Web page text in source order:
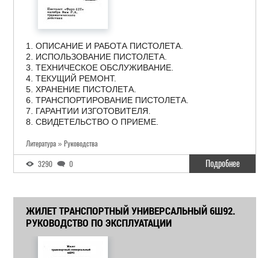
1. ОПИСАНИЕ И РАБОТА ПИСТОЛЕТА.
2. ИСПОЛЬЗОВАНИЕ ПИСТОЛЕТА.
3. ТЕХНИЧЕСКОЕ ОБСЛУЖИВАНИЕ.
4. ТЕКУЩИЙ РЕМОНТ.
5. ХРАНЕНИЕ ПИСТОЛЕТА.
6. ТРАНСПОРТИРОВАНИЕ ПИСТОЛЕТА.
7. ГАРАНТИИ ИЗГОТОВИТЕЛЯ.
8. СВИДЕТЕЛЬСТВО О ПРИЕМЕ.
Литература » Руководства
3290 0 Подробнее
ЖИЛЕТ ТРАНСПОРТНЫЙ УНИВЕРСАЛЬНЫЙ 6Ш92.
РУКОВОДСТВО ПО ЭКСПЛУАТАЦИИ